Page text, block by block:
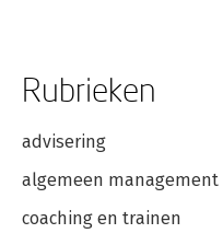
Rubrieken
advisering
algemeen management
coaching en trainen